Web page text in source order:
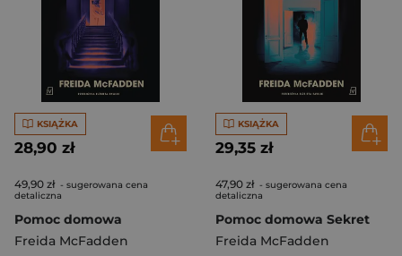
KSIĄŻKA
28,90 zł
49,90 zł - sugerowana cena
detaliczna
Pomoc domowa
Freida McFadden
KSIĄŻKA
29,35 zł
47,90 zł - sugerowana cena
detaliczna
Pomoc domowa Sekret
Freida McFadden